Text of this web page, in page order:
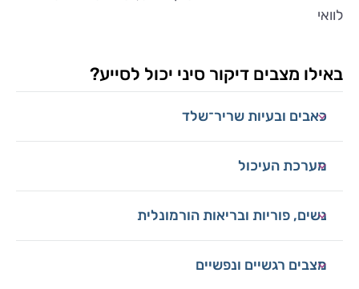
לוואי
באילו מצבים דיקור סיני יכול לסייע?
כאבים ובעיות שריר־שלד
מערכת העיכול
נשים, פוריות ובריאות הורמונלית
מצבים רגשיים ונפשיים